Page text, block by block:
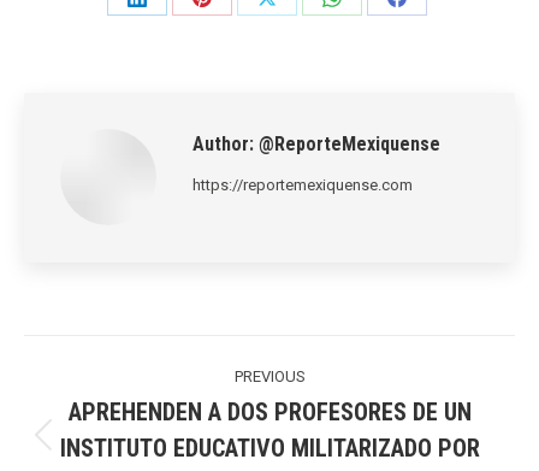
Share
Share
Share
Share
Share
Author: @ReporteMexiquense
https://reportemexiquense.com
PREVIOUS
Previous
APREHENDEN A DOS PROFESORES DE UN
INSTITUTO EDUCATIVO MILITARIZADO POR